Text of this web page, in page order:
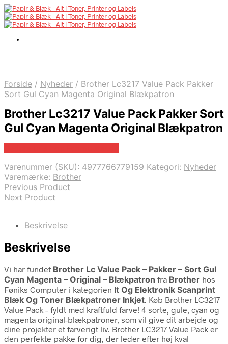
Forside / Nyheder / Brother Lc3217 Value Pack Pakker
Sort Gul Cyan Magenta Original Blækpatron
Brother Lc3217 Value Pack Pakker Sort
Gul Cyan Magenta Original Blækpatron
Varenummer (SKU): 4977766779159 Kategori: Nyheder
Varemærke: Brother
Previous Product
Next Product
Beskrivelse
Beskrivelse
Vi har fundet Brother Lc Value Pack – Pakker – Sort Gul
Cyan Magenta – Original – Blækpatron fra Brother hos
Føniks Computer i kategorien It Og Elektronik Scanprint
Blæk Og Toner Blækpatroner Inkjet. Køb Brother LC3217
Value Pack – fyldt med kraftfuld farve! 4 sorte, gule, cyan og
magenta original-blækpatroner, som vil give dit arbejde og
dine projekter et farverigt liv. Brother LC3217 Value Pack er
den perfekte pakke for dig, der leder efter høj kval